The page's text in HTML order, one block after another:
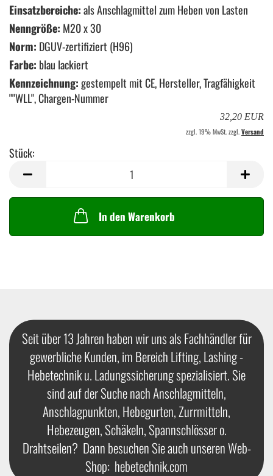
Einsatzbereiche:als Anschlagmittel zum Heben von Lasten
Nenngröße: M20 x 30
Norm: DGUV-zertifiziert (H96)
Farbe: blau lackiert
Kennzeichnung:gestempelt mit CE, Hersteller, Tragfähigkeit
""WLL", Chargen-Nummer
32,20 EUR
zzgl. 19% MwSt. zzgl.Versand
Stück:
In den Warenkorb
Seit über 13 Jahren haben wir uns als Fachhändler für
gewerbliche Kunden, im Bereich Lifting, Lashing -
Hebetechnik u. Ladungssicherung spezialisiert. Sie
sind auf der Suche nach Anschlagmitteln,
Anschlagpunkten, Hebegurten, Zurrmitteln,
Hebezeugen, Schäkeln, Spannschlösser o.
Drahtseilen? Dann besuchen Sie auch unseren Web-
Shop: hebetechnik.com